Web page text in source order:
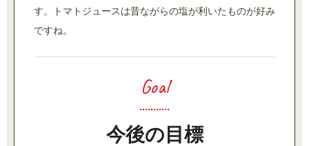
す。トマトジュースは昔ながらの塩が利いたものが好み
ですね。
今後の目標